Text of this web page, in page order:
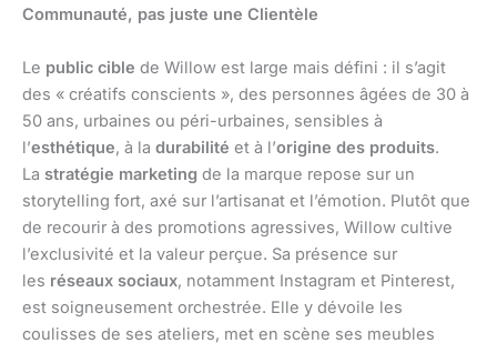
Communauté, pas juste une Clientèle
Le public cible de Willow est large mais défini : il s’agit
des « créatifs conscients », des personnes âgées de 30 à
50 ans, urbaines ou péri-urbaines, sensibles à
l’esthétique, à la durabilité et à l’origine des produits.
La stratégie marketing de la marque repose sur un
storytelling fort, axé sur l’artisanat et l’émotion. Plutôt que
de recourir à des promotions agressives, Willow cultive
l’exclusivité et la valeur perçue. Sa présence sur
les réseaux sociaux, notamment Instagram et Pinterest,
est soigneusement orchestrée. Elle y dévoile les
coulisses de ses ateliers, met en scène ses meubles